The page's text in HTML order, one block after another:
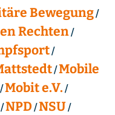
Bewegung
Rechten
Mobile
Mobit e.V.
NPD NSU